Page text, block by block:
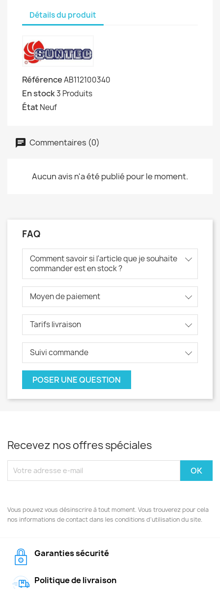
Détails du produit
RéférenceAB112100340
En stock3 Produits
ÉtatNeuf
Commentaires (0)
Aucun avis n'a été publié pour le moment.
FAQ
Comment savoir si l'article que je souhaite
commander est en stock ?
Moyen de paiement
Tarifs livraison
Suivi commande
POSER UNE QUESTION
Recevez nos offres spéciales
Vous pouvez vous désinscrire à tout moment. Vous trouverez pour cela
nos informations de contact dans les conditions d'utilisation du site.
Garanties sécurité
Politique de livraison